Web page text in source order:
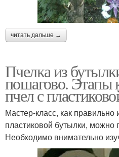
читать дальше →
Пчелка из
пошагово. Этапы
пчел с
Мастер-класс, как правильно
пластиковой бутылки, можно
Необходимо внимательно